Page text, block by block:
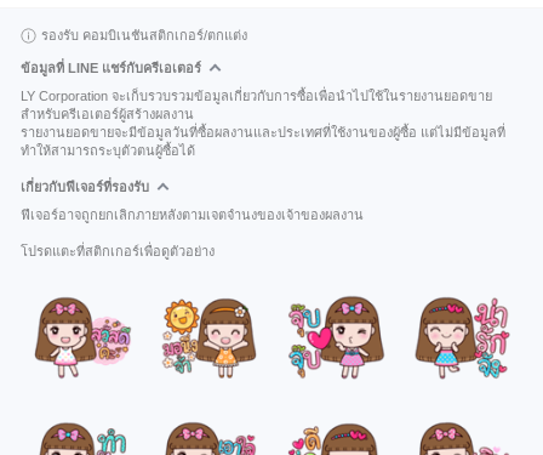
รองรับ คอมบิเนชันสติกเกอร์/ตกแต่ง
ข้อมูลที่ LINE แชร์กับครีเอเตอร์
LY Corporation จะเก็บรวบรวมข้อมูลเกี่ยวกับการซื้อเพื่อนำไปใช้ในรายงานยอดขาย
สำหรับครีเอเตอร์ผู้สร้างผลงาน
รายงานยอดขายจะมีข้อมูลวันที่ซื้อผลงานและประเทศที่ใช้งานของผู้ซื้อ แต่ไม่มีข้อมูลที่
ทำให้สามารถระบุตัวตนผู้ซื้อได้
เกี่ยวกับฟีเจอร์ที่รองรับ
ฟีเจอร์อาจถูกยกเลิกภายหลังตามเจตจำนงของเจ้าของผลงาน
โปรดแตะที่สติกเกอร์เพื่อดูตัวอย่าง